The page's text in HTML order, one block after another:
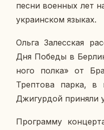
песни во­ен­ных лет
укра­ин­ском языках.
Ольга За­лес­ская
Дня Победы в
но­го полка» от
Треп­то­ва парка, в
Джи­гур­дой при­ня­ли
Про­грам­му